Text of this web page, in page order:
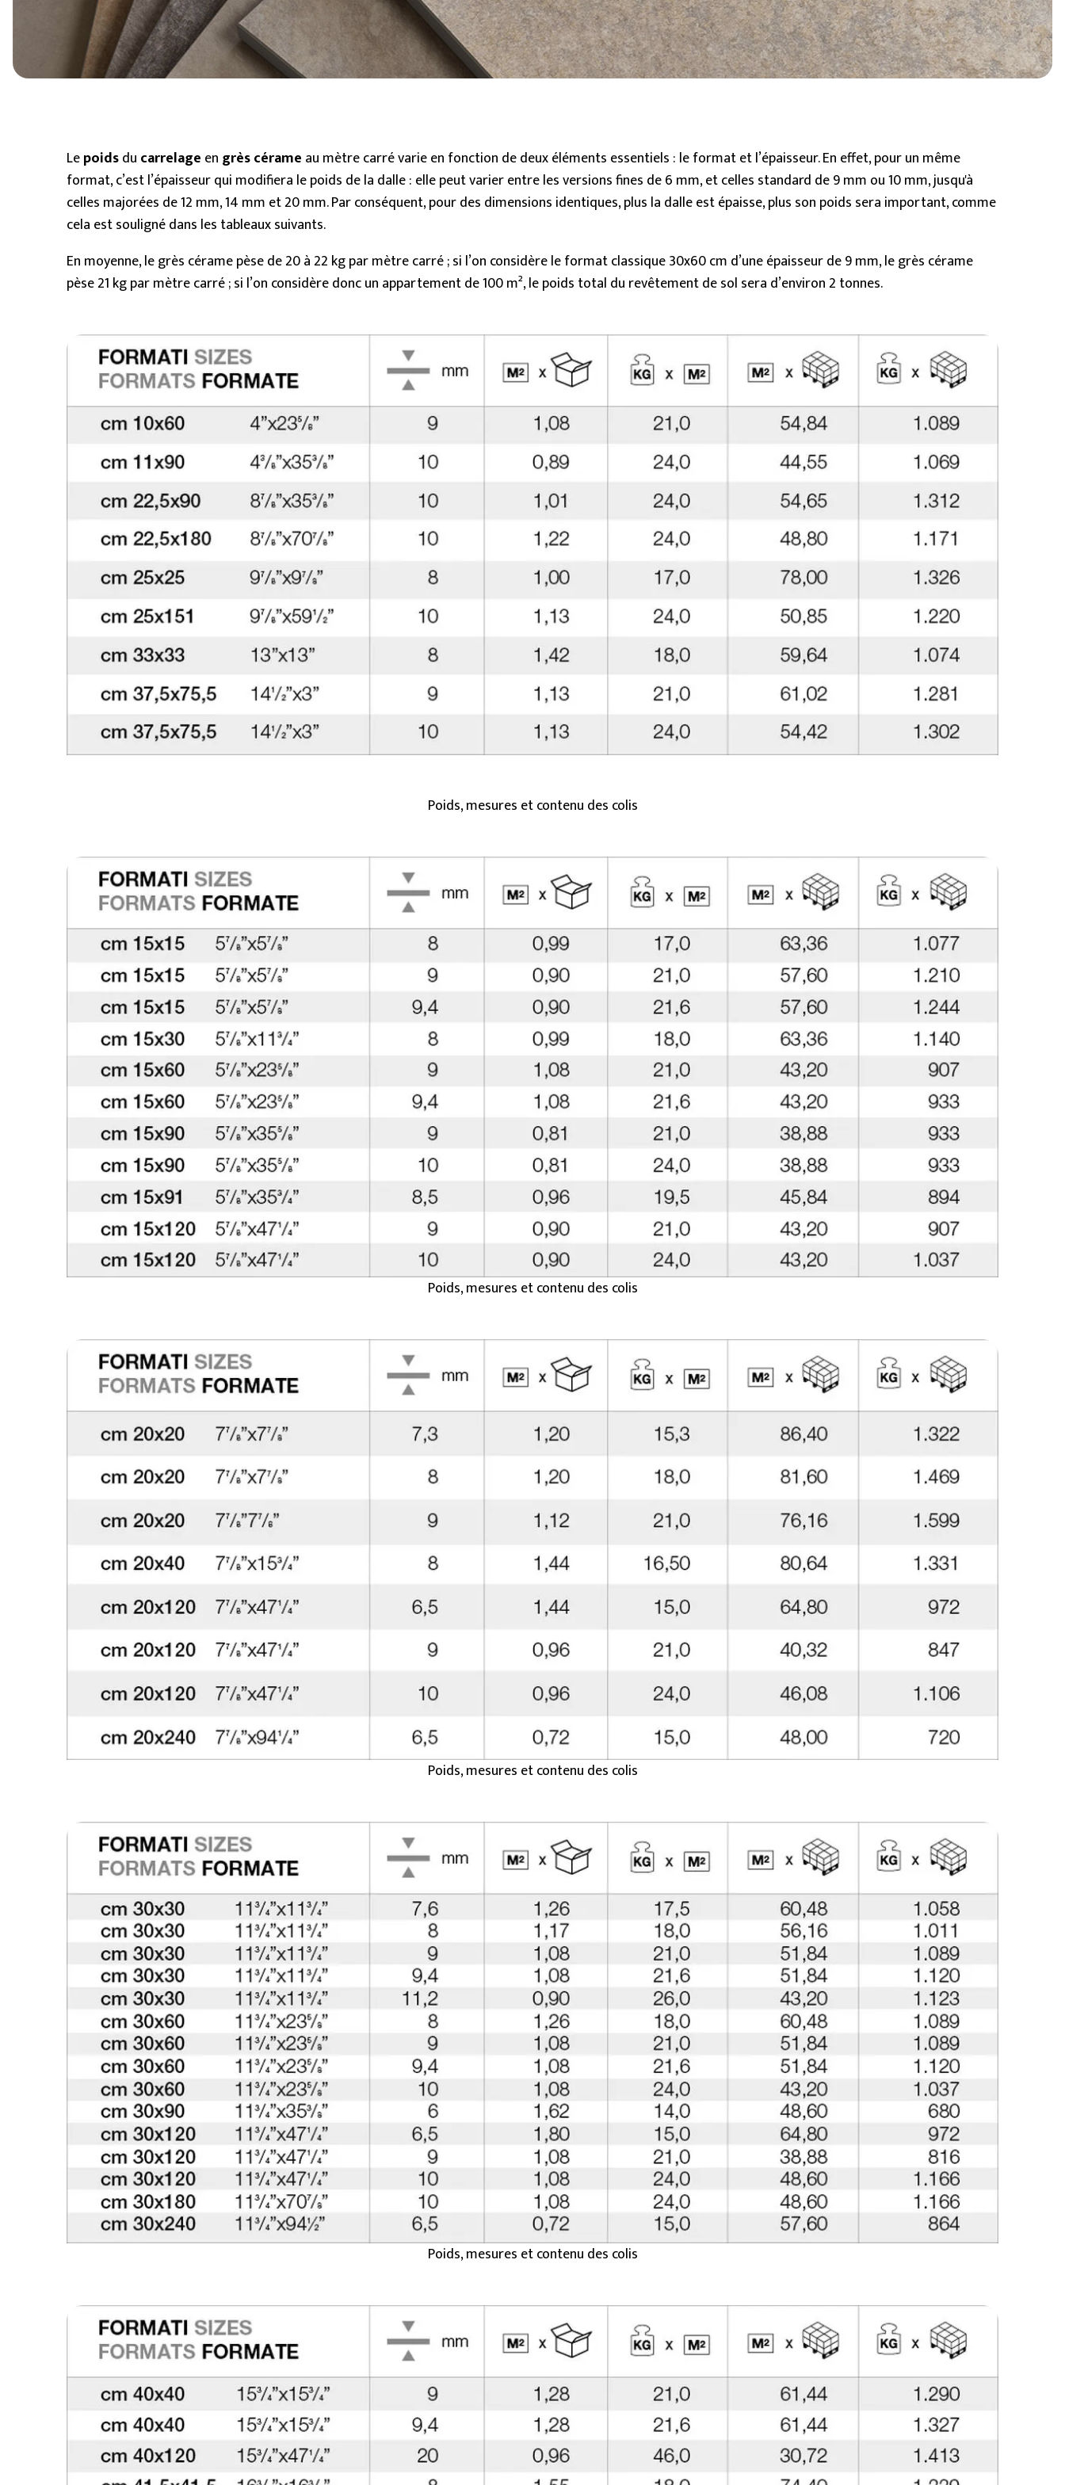
BIM Object
8 mm - 10 mm (Standard) 11 mm - 15 mm 20 mm Dalles (≥ 120x240cm) Grand (≥ 60x60cm) Petit (< 60x60cm)
Lepoidsdu carrelage en grès cérame au mètre carré varie en fonction de deux éléments essentiels : le format et l’épaisseur. En effet, pour un même
format, c’est l’épaisseur qui modifiera le poids de la dalle : elle peut varier entre les versions fines de 6 mm, et celles standard de 9 mm ou 10 mm, jusqu'à
celles majorées de 12 mm, 14 mm et 20 mm. Par conséquent, pour des dimensions identiques, plus la dalle est épaisse, plus son poids sera important, comme
cela est souligné dans les tableaux suivants.
En moyenne, le grès cérame pèse de 20 à 22 kg par mètre carré ; si l’on considère le format classique 30x60 cm d’une épaisseur de 9 mm, le grès cérame
pèse 21 kg par mètre carré ; si l’on considère donc un appartement de 100 m², le poids total du revêtement de sol sera d’environ 2 tonnes.
Poids, mesures et contenu des colis
Poids, mesures et contenu des colis
Poids, mesures et contenu des colis
Poids, mesures et contenu des colis